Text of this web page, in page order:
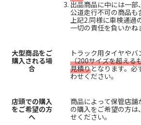
出品商品に中には一
公道走行不可の商品も
上記2.同様に車検通
一切の責任を負いかね
大型商品をご
購入される場
合
トラック用タイヤやバ
（200サイズを超える
見積りとなります。必
わせください。
店頭での購入
をご希望の方
へ
商品によって保管店
の購入をご希望の方
せください。